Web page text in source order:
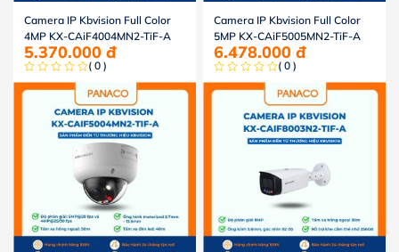
Camera IP Kbvision Full Color
4MP KX-CAiF4004MN2-TiF-A
5.370.000 đ
( 0 )
Camera IP Kbvision Full Color
5MP KX-CAiF5005MN2-TiF-A
6.478.000 đ
( 0 )